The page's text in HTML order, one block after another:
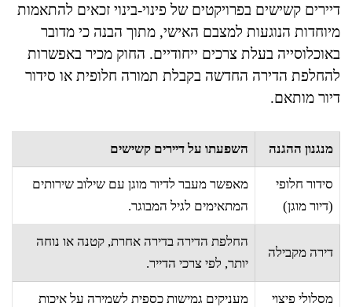
דיירים קשישים בפרויקטים של פינוי-בינוי זכאים להתאמות
מיוחדות הנוגעות למצבם האישי, מתוך הבנה כי מדובר
באוכלוסייה בעלת צרכים ייחודיים. החוק מכיר באפשרות
להחלפת הדירה החדשה בקבלת תמורה חלופית או סידור
דיור מותאם.
מנגנון ההגנה השפעתו על דיירים קשישים
סידור חלופי
(דיור מוגן)
מאפשר מעבר לדיור מוגן עם שילוב שירותים
המתאימים לגיל המבוגר.
דירה מקבילה
החלפת הדירה בדירה אחרת, קטנה או נוחה
יותר, לפי צרכי הדייר.
מסלולי פיצוי
מעניקים גמישות כספית לשמירה על איכות